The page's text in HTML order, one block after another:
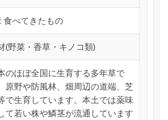
食べてきたもの
(野菜・香草・キノコ類)
のほぼ全国に生育する多年草で
原野や防風林、畑周辺の道端、芝
で生育しています。本土では薬味
て若い株や鱗茎が流通しています